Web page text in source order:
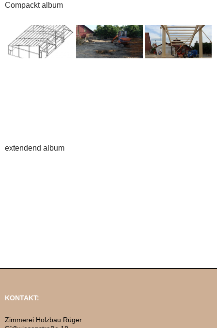
Compackt album
extendend album
KONTAKT:
Zimmerei Holzbau Rüger